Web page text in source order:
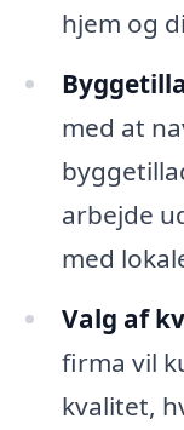
hjem og
med at
arbejde
med
Valg af
firma vil
kvalitet,